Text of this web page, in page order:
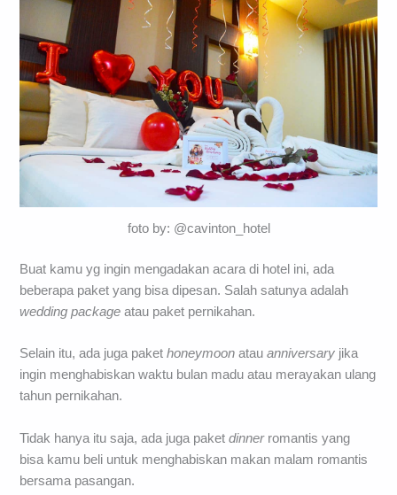
foto by: @cavinton_hotel
Buat kamu yg ingin mengadakan acara di hotel ini, ada
beberapa paket yang bisa dipesan. Salah satunya adalah
wedding packageatau paket pernikahan.
Selain itu, ada juga pakethoneymoonatauanniversary jika
ingin menghabiskan waktu bulan madu atau merayakan ulang
tahun pernikahan.
Tidak hanya itu saja, ada juga paketdinner romantis yang
bisa kamu beli untuk menghabiskan makan malam romantis
bersama pasangan.